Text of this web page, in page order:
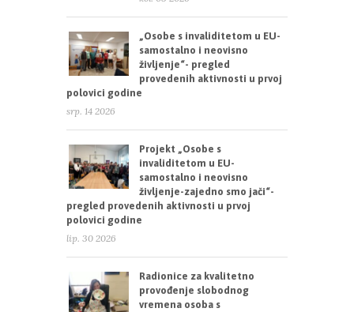
„Osobe s invaliditetom u EU-
samostalno i neovisno
življenje“- pregled
provedenih aktivnosti u prvoj
polovici godine
srp. 14 2026
Projekt „Osobe s
invaliditetom u EU-
samostalno i neovisno
življenje-zajedno smo jači“-
pregled provedenih aktivnosti u prvoj
polovici godine
lip. 30 2026
Radionice za kvalitetno
provođenje slobodnog
vremena osoba s